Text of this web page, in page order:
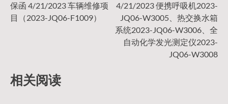
章
航
保函 4/21/2023 车辆维修项
目（2023-JQ06-F1009）
4/21/2023 便携呼吸机2023-
JQ06-W3005、热交换水箱
系统2023-JQ06-W3006、全
自动化学发光测定仪2023-
JQ06-W3008
相关阅读